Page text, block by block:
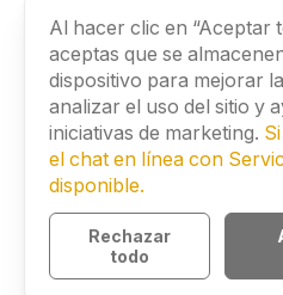
2026
BLACKBIRD SECURE
reserved.
41 Devonshire Street, Ground
Kingdom, W1G 7AJ
Al hacer clic en “Aceptar
aceptas que se
dispositivo para mejorar
analizar el uso del sitio y
iniciativas de marketing.
el chat en línea con
disponible.
Rechazar
todo